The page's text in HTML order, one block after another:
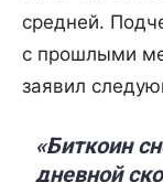
средней.
с прошлыми
заявил
«Биткоин
дневной